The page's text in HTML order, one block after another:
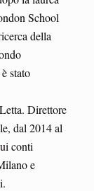
School
della
stato
Direttore
dal 2014 al
conti
e